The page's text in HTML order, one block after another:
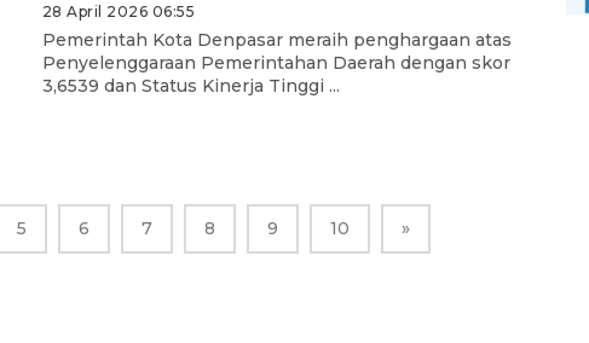
28 April 2026 06:55
Pemerintah Kota Denpasar meraih penghargaan atas
Penyelenggaraan Pemerintahan Daerah dengan skor
3,6539 dan Status Kinerja Tinggi ...
5 6 7 8 9 10 »